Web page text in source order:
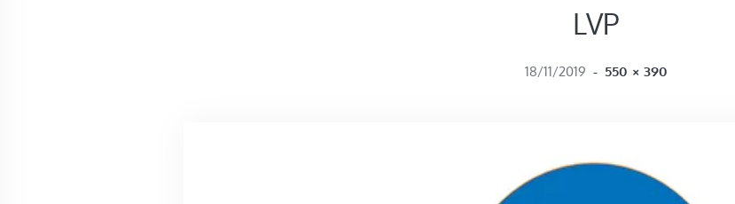
LVP
18/11/2019 - FULL SIZE
550 × 390